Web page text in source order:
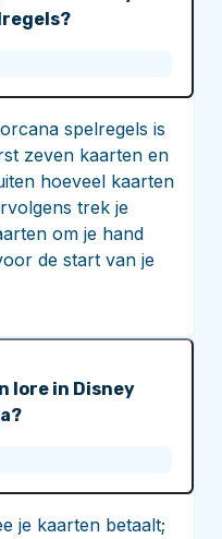
spelregels is
zeven kaarten en
hoeveel kaarten
trek je
om je hand
de start van je
lore in Disney
je kaarten betaalt;